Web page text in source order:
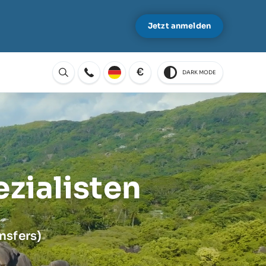
Jetzt anmelden
Öffnen
€ DARK MODE